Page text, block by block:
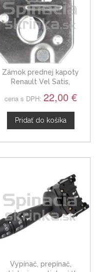
Zámok prednej kapoty
Renault Vel Satis,
cena s DPH: 22,00 €
Pridať do košíka
Vypínač, prepínač,